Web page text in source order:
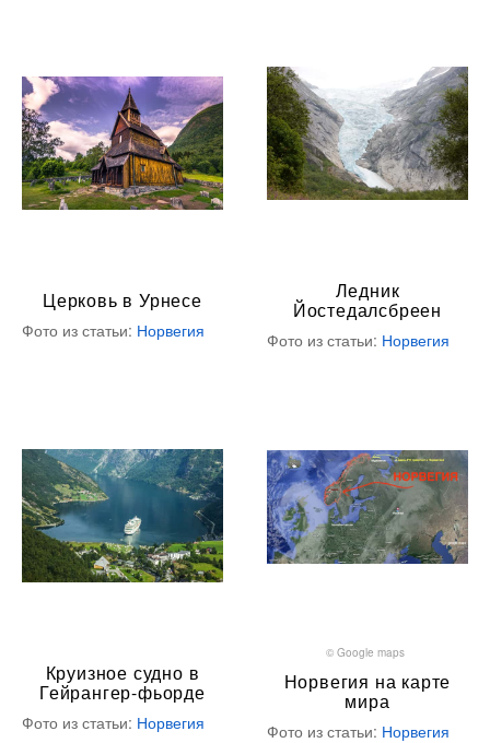
Церковь в Урнесе
Фото из статьи: Норвегия
Ледник
Йостедалсбреен
Фото из статьи: Норвегия
Круизное судно в
Гейрангер-фьорде
Фото из статьи: Норвегия
© Google maps
Норвегия на карте
мира
Фото из статьи: Норвегия